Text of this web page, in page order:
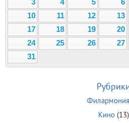
3
4 5 6
10
11 12 13
17
18 19 20
24
25 26 27
31
Филармония
Кино(13)